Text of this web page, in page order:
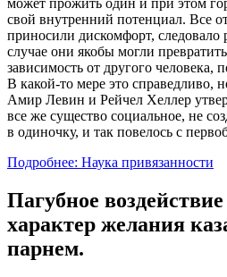
может прожить один и при этом
свой внутренний потенциал. Все
приносили дискомфорт, следовало
случае они якобы могли
зависимость от другого
В какой-то мере это справедливо,
Амир Левин и Рейчел Хеллер
все же существо социальное, не
в одиночку, и так повелось с
Подробнее: Наука привязанности
Пагубное
характер желания
парнем.